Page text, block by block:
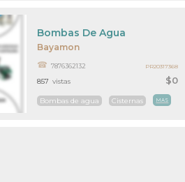
Bayamon
$0
Bombas De Agua
7876362132
Bombas de agua Cisternas MAS
857 vistas
PR20317368